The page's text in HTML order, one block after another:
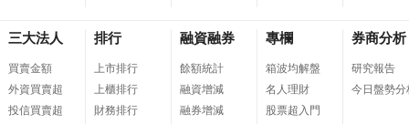
三大法人
買賣金額
外資買賣超
投信買賣超
排行
上市排行
上櫃排行
財務排行
融資融券
餘額統計
融資增減
融券增減
專欄
箱波均解盤
名人理財
股票超入門
券商分析
研究報告
今日盤勢分